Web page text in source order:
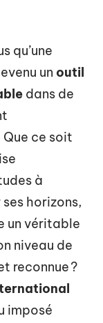
qu’une
un outil
dans de
ce soit
à
horizons,
un véritable
niveau de
reconnue ?
imposé